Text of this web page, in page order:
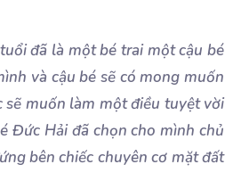
đã là một bé trai một cậu bé
và cậu bé sẽ có mong muốn
sẽ muốn làm một điều tuyệt vời
Đức Hải đã chọn cho mình chủ
bên chiếc chuyên cơ mặt đất